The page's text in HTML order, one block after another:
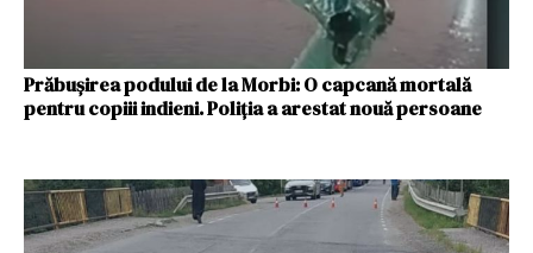
Prăbușirea podului de la Morbi: O capcană mortală
pentru copiii indieni. Poliția a arestat nouă persoane